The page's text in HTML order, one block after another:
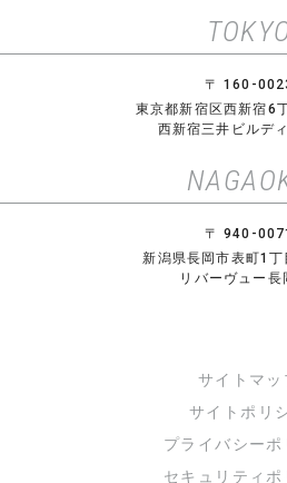
〒 160-
東京都新宿区西新宿6
西新宿三井ビルデ
〒 940-
新潟県長岡市表町1
リバーヴュー長
サイトマッ
サイトポリ
プライバシーポ
セキュリティポ